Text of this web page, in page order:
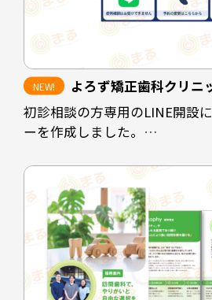
よろず矯正歯科クリニ
初診相談の方専用のLINE開設
ーを作成しました。
れた方や、電話予約に抵抗の
を取りやすくすることが目的
診療時間を掲載することで患
時間の選定をスムーズにし、ホ
instagramなど情報発信の場も
な配置にしています。
担当デザイナー 清長 ＞＞